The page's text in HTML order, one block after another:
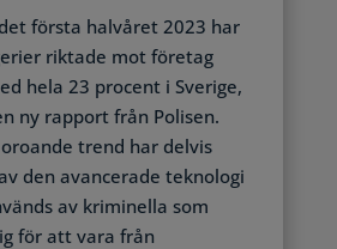
första halvåret 2023 har
riktade mot företag
hela 23 procent i Sverige,
ny rapport från Polisen.
trend har delvis
den avancerade teknologi
av kriminella som
för att vara från